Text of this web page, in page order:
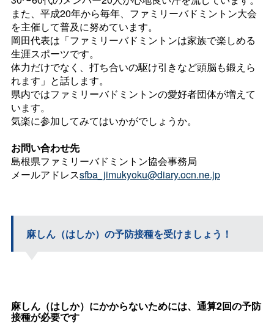
また、平成20年から毎年、ファミリーバドミントン大会
を主催して普及に努めています。
岡田代表は「ファミリーバドミントンは家族で楽しめる
生涯スポーツです。
体力だけでなく、打ち合いの駆け引きなど頭脳も鍛えら
れます」と話します。
県内ではファミリーバドミントンの愛好者団体が増えて
います。
気楽に参加してみてはいかがでしょうか。
お問い合わせ先
島根県ファミリーバドミントン協会事務局
メールアドレスsfba_jimukyoku@diary.ocn.ne.jp
麻しん（はしか）の予防接種を受けましょう！
麻しん（はしか）にかからないためには、通算2回の予防
接種が必要です